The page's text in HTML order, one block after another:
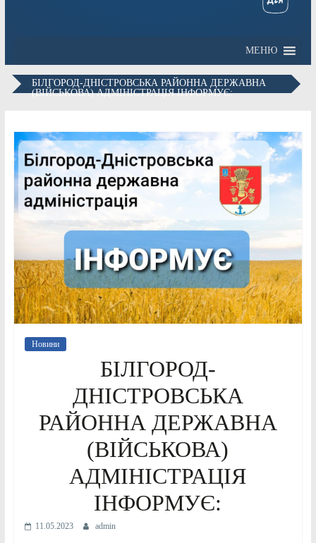
МЕНЮ
БІЛГОРОД-ДНІСТРОВСЬКА РАЙОННА ДЕРЖАВНА
(ВІЙСЬКОВА) АДМІНІСТРАЦІЯ ІНФОРМУЄ:
Новини
БІЛГОРОД-
ДНІСТРОВСЬКА
РАЙОННА ДЕРЖАВНА
(ВІЙСЬКОВА)
АДМІНІСТРАЦІЯ
ІНФОРМУЄ:
11.05.2023 admin